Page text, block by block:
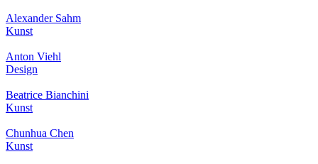
Alexander Sahm
Kunst
Anton Viehl
Design
Beatrice Bianchini
Kunst
Chunhua Chen
Kunst